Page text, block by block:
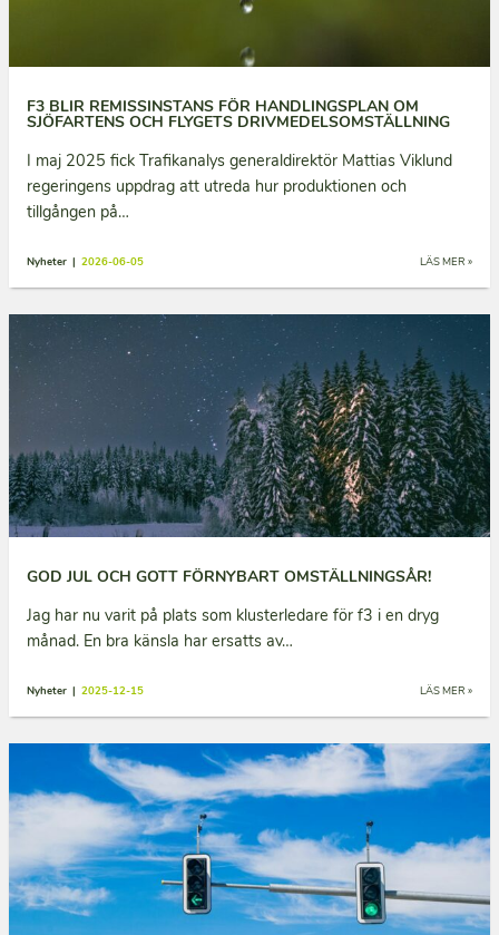
F3 BLIR REMISSINSTANS FÖR HANDLINGSPLAN OM
SJÖFARTENS OCH FLYGETS DRIVMEDELSOMSTÄLLNING
I maj 2025 fick Trafikanalys generaldirektör Mattias Viklund
regeringens uppdrag att utreda hur produktionen och
tillgången på…
LÄS MER »
Nyheter | 2026-06-05
GOD JUL OCH GOTT FÖRNYBART OMSTÄLLNINGSÅR!
Jag har nu varit på plats som klusterledare för f3 i en dryg
månad. En bra känsla har ersatts av…
LÄS MER »
Nyheter | 2025-12-15